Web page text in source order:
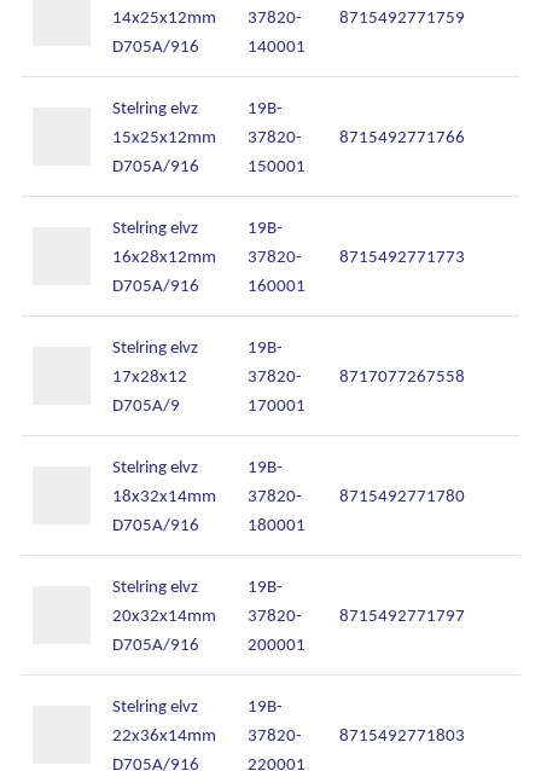
Ons assortiment
Onze diensten
Over Kalkhuis
Contact
14x25x12mm
D705A/916
37820-
140001
8715492771759
Stelring elvz
15x25x12mm
D705A/916
19B-
37820-
150001
8715492771766
Stelring elvz
16x28x12mm
D705A/916
19B-
37820-
160001
8715492771773
Stelring elvz
17x28x12
D705A/9
19B-
37820-
170001
8717077267558
Stelring elvz
18x32x14mm
D705A/916
19B-
37820-
180001
8715492771780
Stelring elvz
20x32x14mm
D705A/916
19B-
37820-
200001
8715492771797
Stelring elvz
22x36x14mm
D705A/916
19B-
37820-
220001
8715492771803